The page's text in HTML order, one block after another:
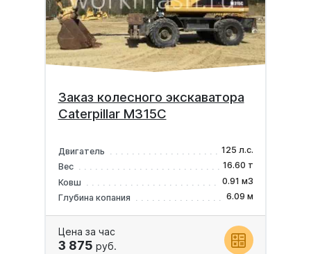
Заказ колесного экскаватора
Caterpillar M315C
Двигатель
125 л.с.
Вес
16.60 т
Ковш
0.91 м3
Глубина копания
6.09 м
Цена за час
3 875 руб.